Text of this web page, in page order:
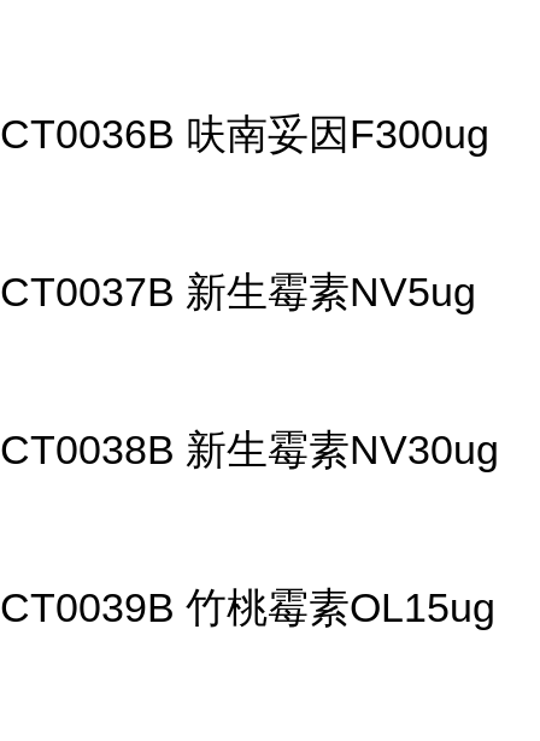
CT0036B 呋南妥因F300ug
CT0037B 新生霉素NV5ug
CT0038B 新生霉素NV30ug
CT0039B 竹桃霉素OL15ug